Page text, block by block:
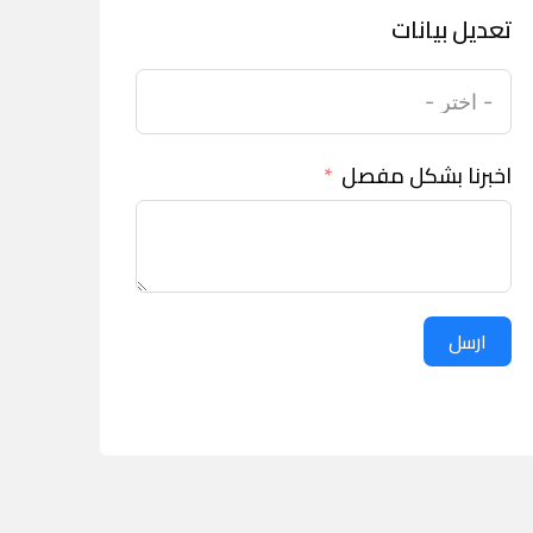
تعديل بيانات
اخبرنا بشكل مفصل
ارسل